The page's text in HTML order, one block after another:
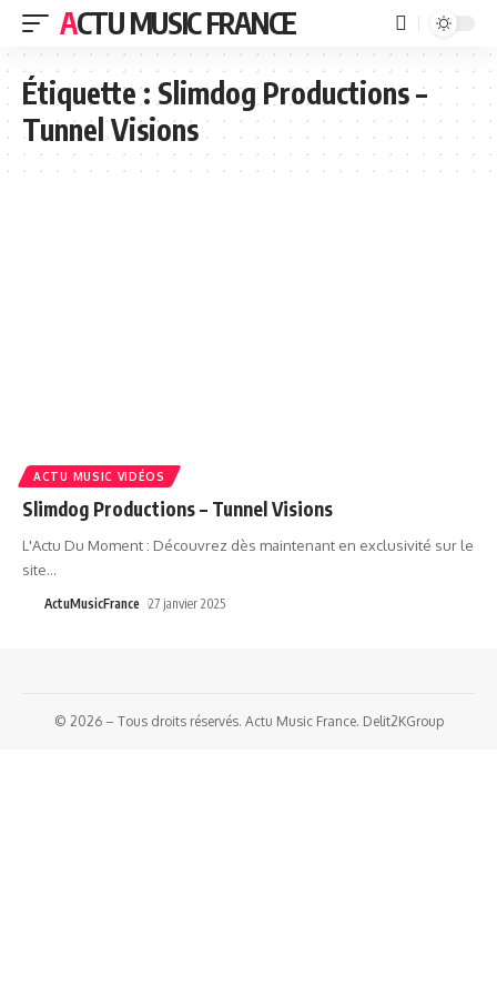
ACTU MUSIC FRANCE
Étiquette :Slimdog Productions –
Tunnel Visions
ACTU MUSIC VIDÉOS
Slimdog Productions – Tunnel Visions
L'Actu Du Moment : Découvrez dès maintenant en exclusivité sur le
site…
ActuMusicFrance 27 janvier 2025
© 2026 – Tous droits réservés. Actu Music France. Delit2KGroup